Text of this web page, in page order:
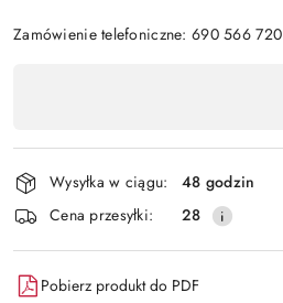
Zamówienie telefoniczne: 690 566 720
płatność
i
dostawa
Wysyłka w ciągu:
48 godzin
Cena przesyłki:
28
Pobierz produkt do PDF